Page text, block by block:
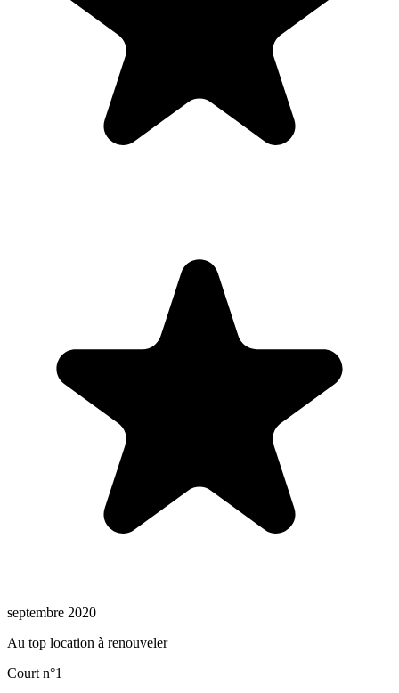
septembre 2020
Au top location à renouveler
Court n°1